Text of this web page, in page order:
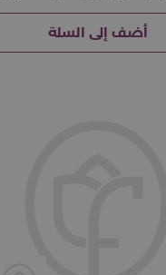
أضف إلى السلة